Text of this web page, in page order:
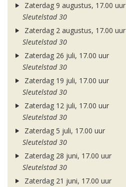
Zaterdag 9 augustus, 17.00 uur
Sleutelstad 30
Zaterdag 2 augustus, 17.00 uur
Sleutelstad 30
Zaterdag 26 juli, 17.00 uur
Sleutelstad 30
Zaterdag 19 juli, 17.00 uur
Sleutelstad 30
Zaterdag 12 juli, 17.00 uur
Sleutelstad 30
Zaterdag 5 juli, 17.00 uur
Sleutelstad 30
Zaterdag 28 juni, 17.00 uur
Sleutelstad 30
Zaterdag 21 juni, 17.00 uur